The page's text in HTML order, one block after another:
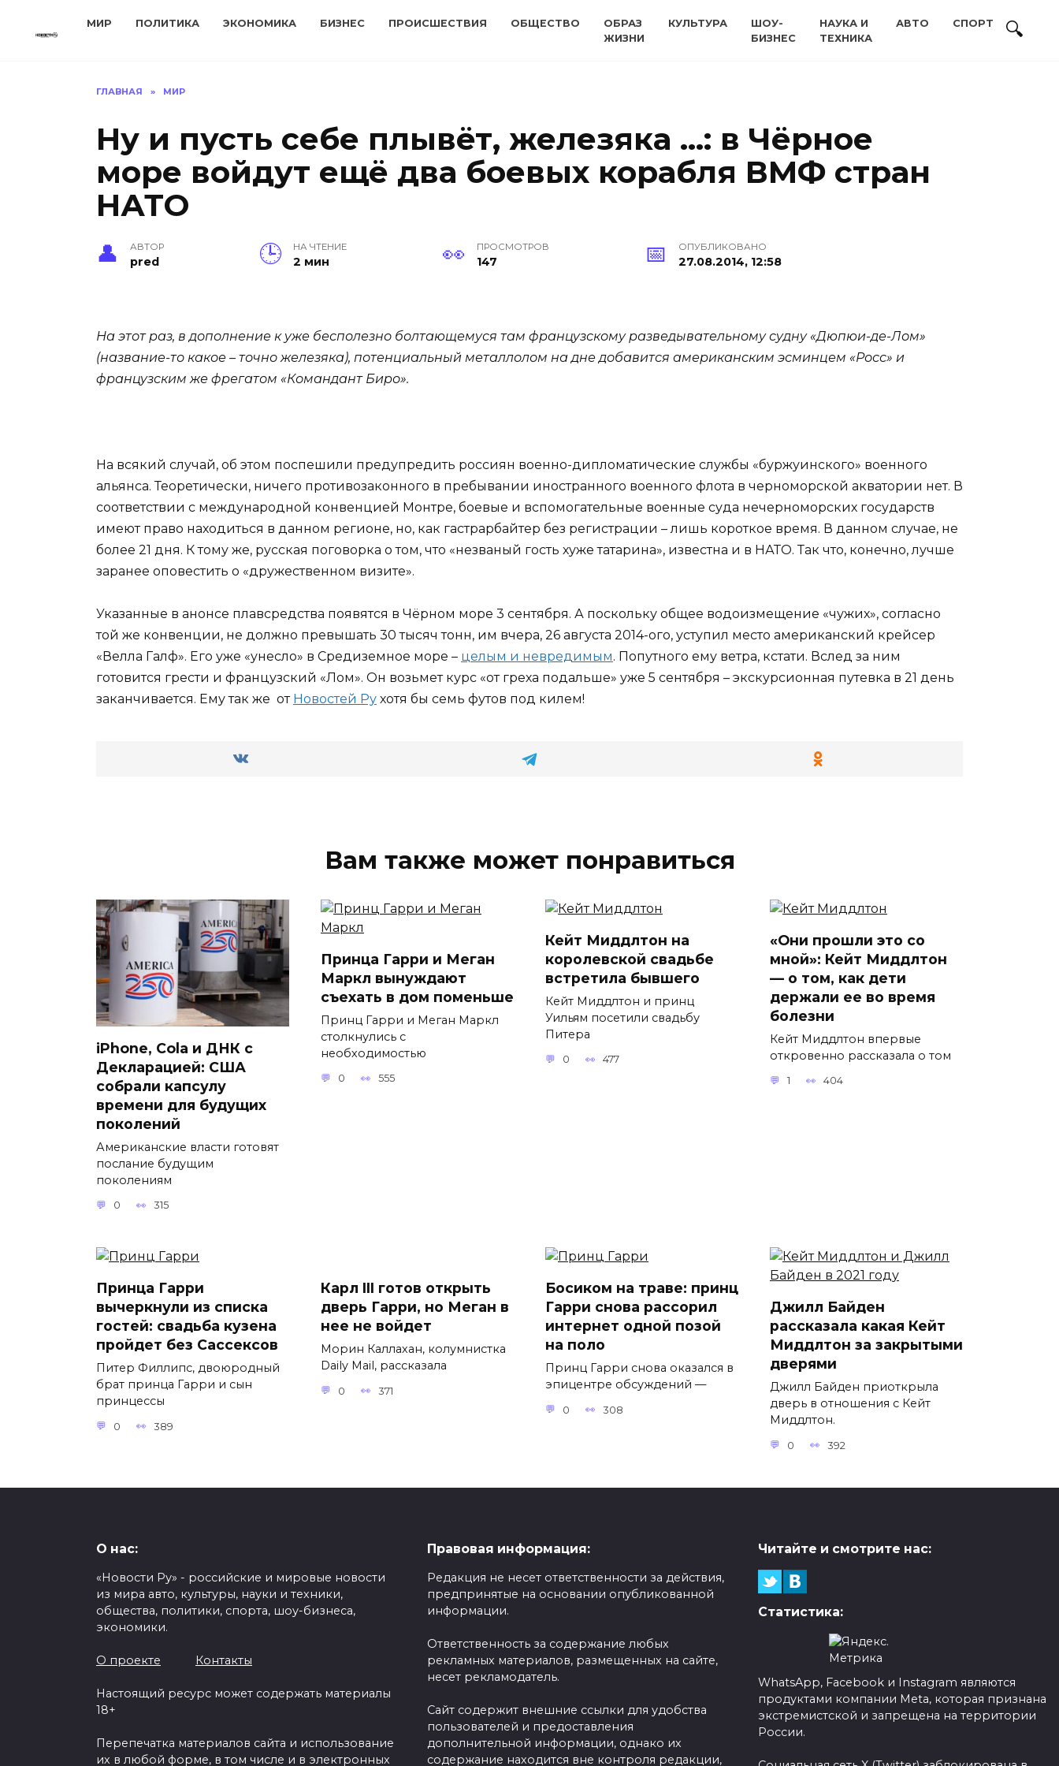
МИР ПОЛИТИКА ЭКОНОМИКА БИЗНЕС ПРОИСШЕСТВИЯ ОБЩЕСТВО
ОБРАЗ
ЖИЗНИ
КУЛЬТУРА
ШОУ-
БИЗНЕС
НАУКА И
ТЕХНИКА
АВТО СПОРТ
ГЛАВНАЯ » МИР
Ну и пусть себе плывёт, железяка …: в Чёрное
море войдут ещё два боевых корабля ВМФ стран
НАТО
АВТОР
pred
НА ЧТЕНИЕ
2 мин
ПРОСМОТРОВ
147
ОПУБЛИКОВАНО
27.08.2014, 12:58
На этот раз, в дополнение к уже бесполезно болтающемуся там французскому разведывательному судну «Дюпюи-де-Лом»
(название-то какое – точно железяка), потенциальный металлолом на дне добавится американским эсминцем «Росс» и
французским же фрегатом «Командант Биро».
На всякий случай, об этом поспешили предупредить россиян военно-дипломатические службы «буржуинского» военного
альянса. Теоретически, ничего противозаконного в пребывании иностранного военного флота в черноморской акватории нет. В
соответствии с международной конвенцией Монтре, боевые и вспомогательные военные суда нечерноморских государств
имеют право находиться в данном регионе, но, как гастрарбайтер без регистрации – лишь короткое время. В данном случае, не
более 21 дня. К тому же, русская поговорка о том, что «незваный гость хуже татарина», известна и в НАТО. Так что, конечно, лучше
заранее оповестить о «дружественном визите».
Указанные в анонсе плавсредства появятся в Чёрном море 3 сентября. А поскольку общее водоизмещение «чужих», согласно
той же конвенции, не должно превышать 30 тысяч тонн, им вчера, 26 августа 2014-ого, уступил место американский крейсер
«Велла Галф». Его уже «унесло» в Средиземное море – целым и невредимым. Попутного ему ветра, кстати. Вслед за ним
готовится грести и французский «Лом». Он возьмет курс «от греха подальше» уже 5 сентября – экскурсионная путевка в 21 день
заканчивается. Ему так же от Новостей Ру хотя бы семь футов под килем!
Вам также может понравиться
iPhone, Cola и ДНК с
Декларацией: США
собрали капсулу
времени для будущих
поколений
Американские власти готовят
послание будущим
поколениям
0 315
Принца Гарри и Меган
Маркл вынуждают
съехать в дом поменьше
Принц Гарри и Меган Маркл
столкнулись с
необходимостью
0 555
Кейт Миддлтон на
королевской свадьбе
встретила бывшего
Кейт Миддлтон и принц
Уильям посетили свадьбу
Питера
0 477
«Они прошли это со
мной»: Кейт Миддлтон
— о том, как дети
держали ее во время
болезни
Кейт Миддлтон впервые
откровенно рассказала о том
1 404
Принца Гарри
вычеркнули из списка
гостей: свадьба кузена
пройдет без Сассексов
Питер Филлипс, двоюродный
брат принца Гарри и сын
принцессы
0 389
Карл III готов открыть
дверь Гарри, но Меган в
нее не войдет
Морин Каллахан, колумнистка
Daily Mail, рассказала
0 371
Босиком на траве: принц
Гарри снова рассорил
интернет одной позой
на поло
Принц Гарри снова оказался в
эпицентре обсуждений —
0 308
Джилл Байден
рассказала какая Кейт
Миддлтон за закрытыми
дверями
Джилл Байден приоткрыла
дверь в отношения с Кейт
Миддлтон.
0 392
О нас:
«Новости Ру» - российские и мировые новости
из мира авто, культуры, науки и техники,
общества, политики, спорта, шоу-бизнеса,
экономики.
О проекте Контакты
Настоящий ресурс может содержать материалы
18+
Перепечатка материалов сайта и использование
их в любой форме, в том числе и в электронных
Правовая информация:
Редакция не несет ответственности за действия,
предпринятые на основании опубликованной
информации.
Ответственность за содержание любых
рекламных материалов, размещенных на сайте,
несет рекламодатель.
Сайт содержит внешние ссылки для удобства
пользователей и предоставления
дополнительной информации, однако их
содержание находится вне контроля редакции,
Читайте и смотрите нас:
Статистика:
WhatsApp, Facebook и Instagram являются
продуктами компании Meta, которая признана
экстремистской и запрещена на территории
России.